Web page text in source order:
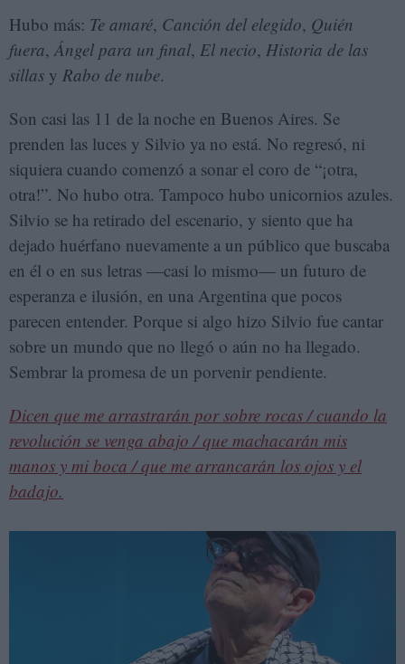
Hubo más: Te amaré, Canción del elegido, Quién
fuera, Ángel para un final, El necio, Historia de las
sillas y Rabo de nube.
Son casi las 11 de la noche en Buenos Aires. Se
prenden las luces y Silvio ya no está. No regresó, ni
siquiera cuando comenzó a sonar el coro de “¡otra,
otra!”. No hubo otra. Tampoco hubo unicornios azules.
Silvio se ha retirado del escenario, y siento que ha
dejado huérfano nuevamente a un público que buscaba
en él o en sus letras —casi lo mismo— un futuro de
esperanza e ilusión, en una Argentina que pocos
parecen entender. Porque si algo hizo Silvio fue cantar
sobre un mundo que no llegó o aún no ha llegado.
Sembrar la promesa de un porvenir pendiente.
Dicen que me arrastrarán por sobre rocas / cuando la
revolución se venga abajo / que machacarán mis
manos y mi boca / que me arrancarán los ojos y el
badajo.